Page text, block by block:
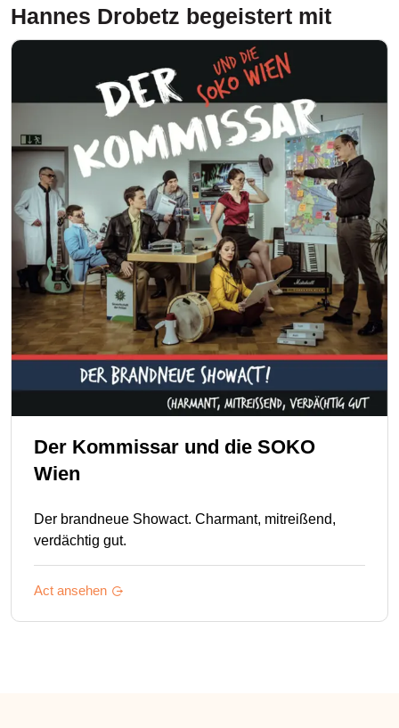
Hannes Drobetz begeistert mit
Der Kommissar und die SOKO
Wien
Der brandneue Showact. Charmant, mitreißend,
verdächtig gut.
Act ansehen